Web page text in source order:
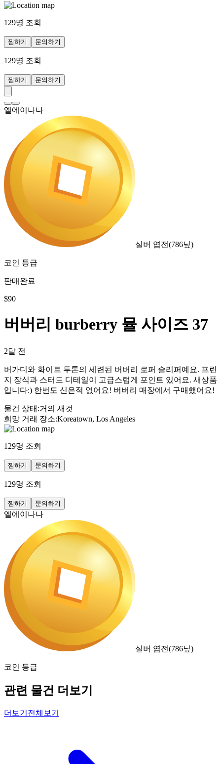
129명 조회
찜하기 문의하기
129명 조회
찜하기 문의하기
엘에이나나
실버 엽전(786닢)
코인 등급
판매완료
$90
버버리 burberry 뮬 사이즈 37
2달 전
버가디와 화이트 투톤의 세련된 버버리 로퍼 슬리퍼예요. 프린
지 장식과 스터드 디테일이 고급스럽게 포인트 있어요. 새상품
입니다:) 한번도 신은적 없어요! 버버리 매장에서 구매했어요!
물건 상태 :거의 새것
희망 거래 장소:Koreatown, Los Angeles
129명 조회
찜하기 문의하기
129명 조회
찜하기 문의하기
엘에이나나
실버 엽전(786닢)
코인 등급
관련 물건 더보기
더보기 전체보기